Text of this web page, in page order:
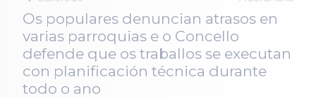
Os populares denuncian atrasos en
varias parroquias e o Concello
defende que os traballos se executan
con planificación técnica durante
todo o ano